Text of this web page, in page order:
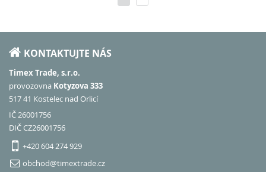
KONTAKTUJTE NÁS
Timex Trade, s.r.o.
provozovna Kotyzova 333
517 41 Kostelec nad Orlicí
IČ 26001756
DIČ CZ26001756
+420 604 274 929
obchod@timextrade.cz